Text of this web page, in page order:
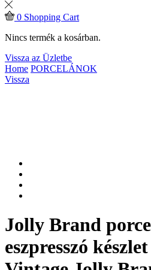
0 Shopping Cart
Nincs termék a kosárban.
Vissza az Üzletbe
Home PORCELÁNOK
Vissza
Jolly Brand
eszpresszó